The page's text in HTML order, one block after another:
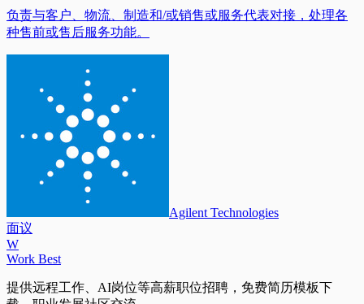
负责与客户、物流、制造和/或销售或服务代表对接，处理各
种售前或售后服务功能。
Agilent Technologies
面议
W
Work Best
提供远程工作、AI岗位等高薪职位招聘，免费简历模板下